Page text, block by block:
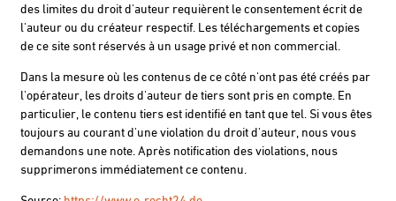
des limites du droit d'auteur requièrent le consentement écrit de
l'auteur ou du créateur respectif. Les téléchargements et copies
de ce site sont réservés à un usage privé et non commercial.
Dans la mesure où les contenus de ce côté n'ont pas été créés par
l'opérateur, les droits d'auteur de tiers sont pris en compte. En
particulier, le contenu tiers est identifié en tant que tel. Si vous êtes
toujours au courant d'une violation du droit d'auteur, nous vous
demandons une note. Après notification des violations, nous
supprimerons immédiatement ce contenu.